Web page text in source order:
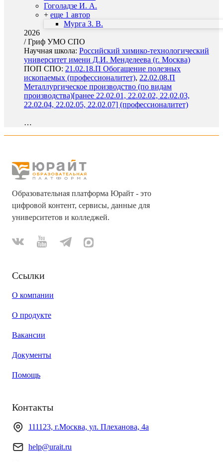
Гоголадзе И. А.
+ еще 1 автор
Мурга З. В.
2026
/Гриф УМО СПО
Научная школа: Российский химико-технологический
университет имени Д.И. Менделеева (г. Москва)
ПОП СПО: 21.02.18.П Обогащение полезных
ископаемых (профессионалитет), 22.02.08.П
Металлургическое производство (по видам
производства)[ранее 22.02.01, 22.02.02, 22.02.03,
22.02.04, 22.02.05, 22.02.07] (профессионалитет)
…
Образовательная платформа Юрайт - это
цифровой контент, сервисы, данные для
университетов и колледжей.
Ссылки
О компании
О продукте
Вакансии
Документы
Помощь
Контакты
111123, г.Москва, ул. Плеханова, 4а
help@urait.ru